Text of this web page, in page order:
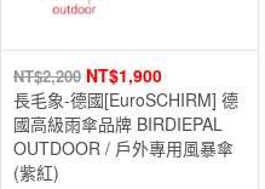
NT$2,200 NT$1,900
長毛象-德國[EuroSCHIRM] 德
國高級雨傘品牌 BIRDIEPAL
OUTDOOR / 戶外專用風暴傘
(紫紅)